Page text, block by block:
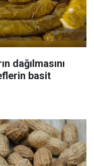
dağılmasını
basit